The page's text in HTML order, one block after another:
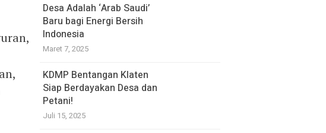
Desa Adalah ‘Arab Saudi’
Baru bagi Energi Bersih
Indonesia
Maret 7, 2025
KDMP Bentangan Klaten
Siap Berdayakan Desa dan
Petani!
Juli 15, 2025